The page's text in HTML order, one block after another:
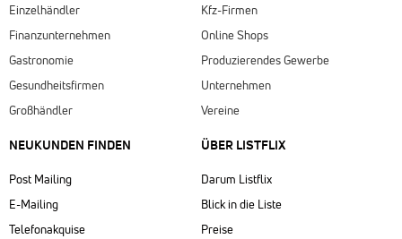
Einzelhändler
Finanzunternehmen
Gastronomie
Gesundheitsfirmen
Großhändler
Kfz-Firmen
Online Shops
Produzierendes Gewerbe
Unternehmen
Vereine
NEUKUNDEN FINDEN
Post Mailing
E-Mailing
Telefonakquise
ÜBER LISTFLIX​
Darum Listflix
Blick in die Liste
Preise